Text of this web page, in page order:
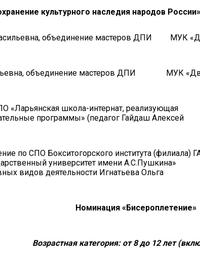
культурного наследия народов России»
объединение мастеров ДПИ МУК
объединение мастеров ДПИ МУК
«Ларьянская школа-интернат, реализующая
программы» (педагог Гайдаш Алексей
по СПО Бокситогорского института (филиала)
университет имени А.С.Пушкина»
видов деятельности Игнатьева Ольга
Номинация «Бисероплетение»
Возрастная категория: от 8 до 12 лет